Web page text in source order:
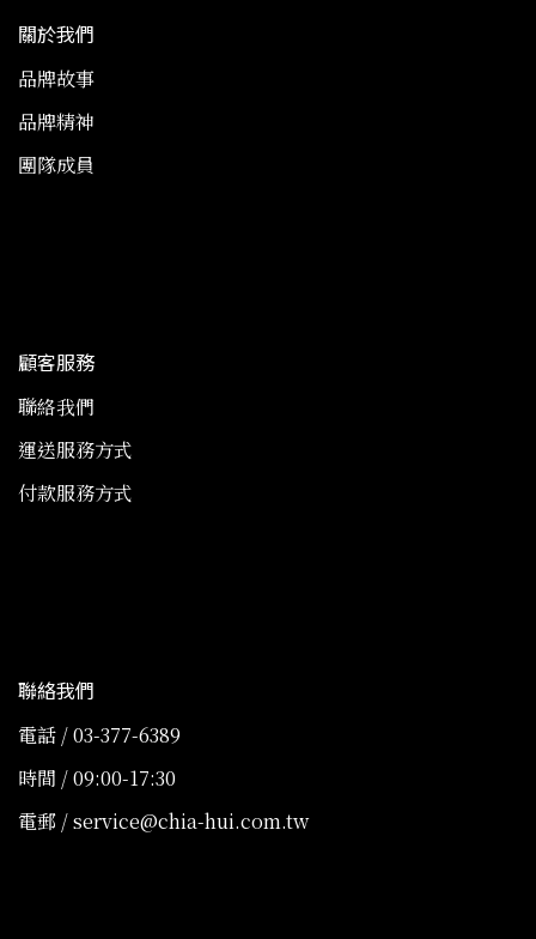
關於我們
品牌故事
品牌精神
團隊成員
顧客服務
聯絡我們
運送服務方式
付款服務方式
聯絡我們
電話 / 03-377-6389
時間 / 09:00-17:30
電郵 / service@chia-hui.com.tw